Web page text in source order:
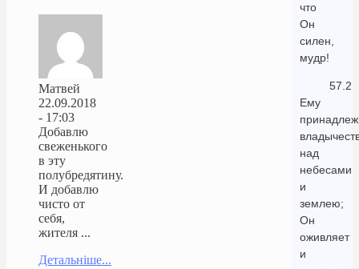
что
Он
силен,
мудр!
57.2
Ему
над
небесами
и
землею;
Он
оживляет
и
Матвей
22.09.2018
- 17:03
Добавлю
свеженького
в эту
полубредятину.
И добавлю
чисто от
себя,
жителя ...
Детальніше...